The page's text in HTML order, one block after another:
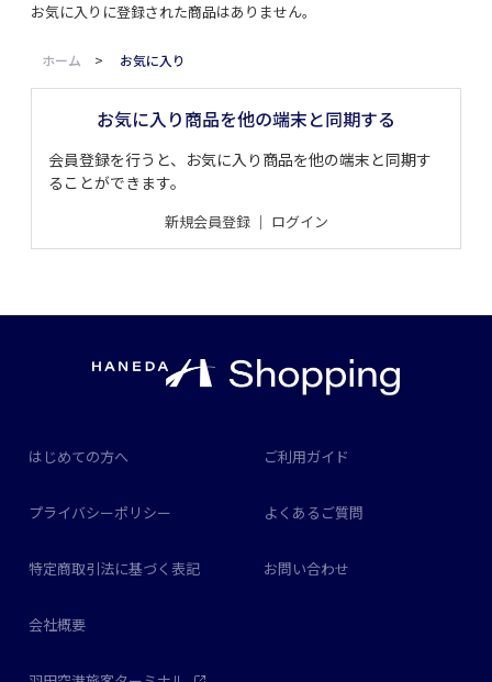
お気に入りに登録された商品はありません。
ホーム > お気に入り
お気に入り商品を他の端末と同期する
会員登録を行うと、お気に入り商品を他の端末と同期す
ることができます。
新規会員登録｜ ログイン
はじめての方へ ご利用ガイド
プライバシーポリシー よくあるご質問
特定商取引法に基づく表記 お問い合わせ
会社概要